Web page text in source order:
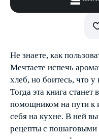
Не знаете, как
Мечтаете испечь
хлеб, но боитесь, что у
Тогда эта книга
помощником на пути к
себя на кухне. В ней
рецепты с пошаговыми